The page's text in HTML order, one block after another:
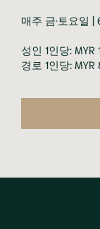
매주 금·토요일
성인 1인당:
경로 1인당: